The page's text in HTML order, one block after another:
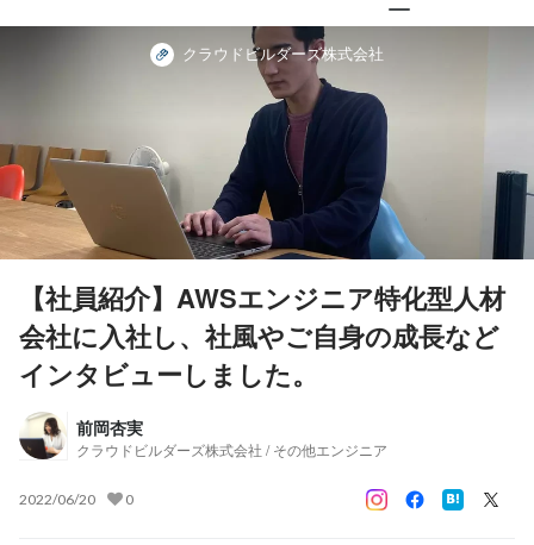
クラウドビルダーズ株式会社
【社員紹介】AWSエンジニア特化型人材
会社に入社し、社風やご自身の成長など
インタビューしました。
前岡杏実
クラウドビルダーズ株式会社 / その他エンジニア
2022/06/20 0